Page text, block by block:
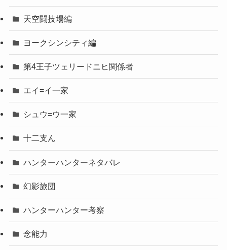
天空闘技場編
ヨークシンシティ編
第4王子ツェリードニヒ関係者
エイ=イ一家
シュウ=ウ一家
十二支ん
ハンターハンターネタバレ
幻影旅団
ハンターハンター考察
念能力